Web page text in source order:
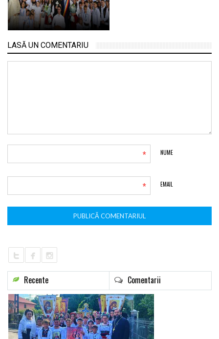
LASĂ UN COMENTARIU
NUME
*
EMAIL
*
Recente Comentarii